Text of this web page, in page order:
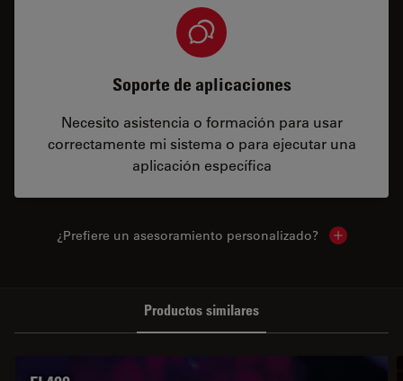
Soporte de aplicaciones
Necesito asistencia o formación para usar
correctamente mi sistema o para ejecutar una
aplicación específica
¿Prefiere un asesoramiento personalizado? Show local
Productos similares